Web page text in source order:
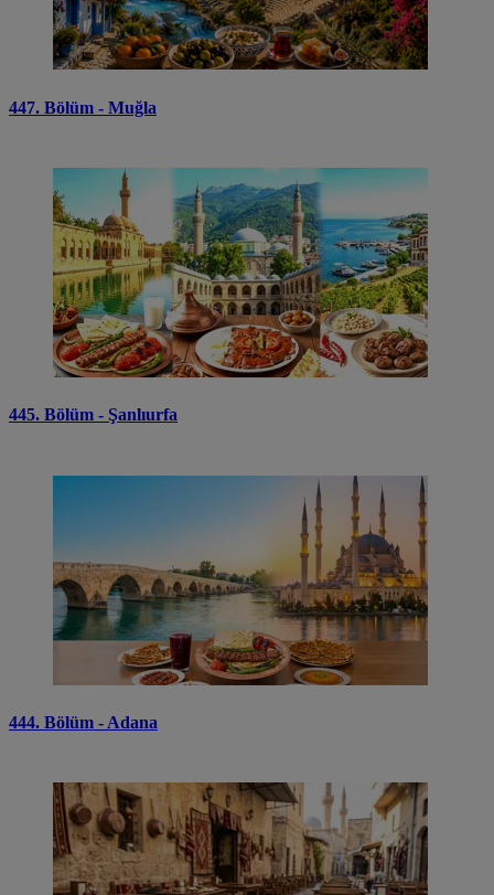
447. Bölüm - Muğla
445. Bölüm - Şanlıurfa
444. Bölüm - Adana